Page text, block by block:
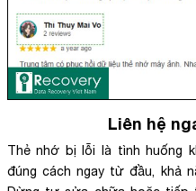
Liên hệ
Thẻ nhớ bị lỗi là tình huống
đúng cách ngay từ đầu, khả